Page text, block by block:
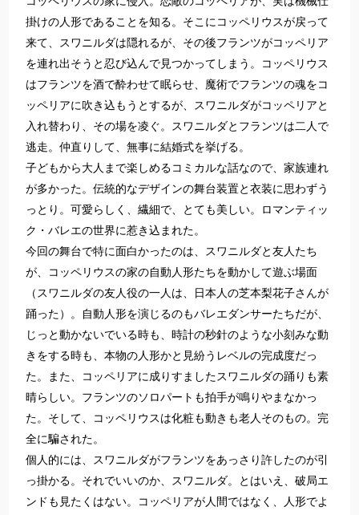
掛けの人形であることを知る。そこにコッペリウスが戻って
来て、スワニルダは隠れるが、その後フランツがコッペリア
を連れ出そうと忍び込んで見つかってしまう。コッペリウス
はフランツを酒で酔わせて眠らせ、魔術でフランツの魂をコ
ッペリアに吹き込もうとするが、スワニルダがコッペリアと
入れ替わり、その場を凌ぐ。スワニルダとフランツは二人で
逃走。仲直りして、無事に結婚式を挙げる。
子どもから大人まで楽しめるコミカルな話なので、家族連れ
が多かった。伝統的なデザインの舞台装置と衣装に思わずう
っとり。可愛らしく、繊細で、とても美しい。ロマンティッ
ク・バレエの世界に惹き込まれた。
今回の舞台で特に面白かったのは、スワニルダと友人たち
が、コッペリウスの家の自動人形たちを動かして遊ぶ場面
（スワニルダの友人役の一人は、日本人の芝本梨花子さんが
踊った）。自動人形を演じるのもバレエダンサーたちだが、
じっと動かないでいる時も、時計の秒針のような小刻みな動
きをする時も、本物の人形かと見紛うレベルの完成度だっ
た。また、コッペリアに成りすましたスワニルダの踊りも素
晴らしい。フランツのソロパートも拍手が鳴りやまなかっ
た。そして、コッペリウスは化粧も動きも老人そのもの。完
全に騙された。
個人的には、スワニルダがフランツをあっさり許したのが引
っ掛かる。それでいいのか、スワニルダ。とはいえ、破局エ
ンドも見たくはない。コッペリアが人間ではなく、人形でよ